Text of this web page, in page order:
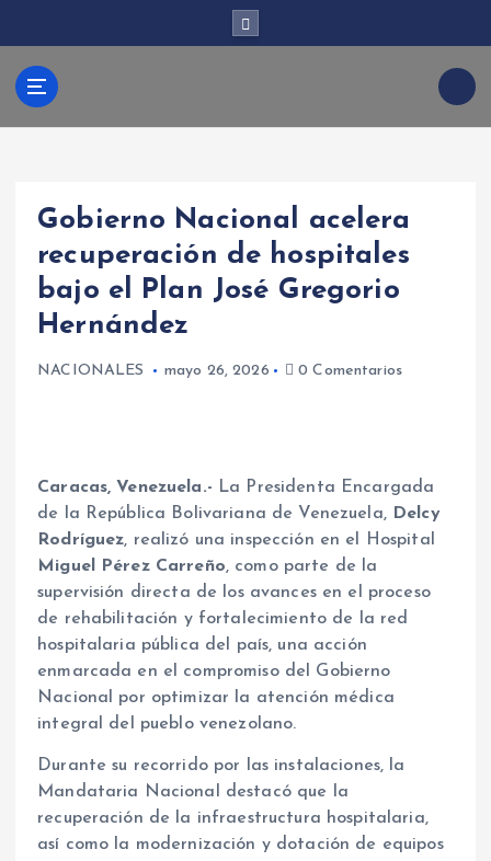
r
Kabud
ari
Gobierno Nacional acelera
recuperación de hospitales
bajo el Plan José Gregorio
Hernández
NACIONALES mayo 26, 2026 0 Comentarios
Caracas, Venezuela.- La Presidenta Encargada
de la República Bolivariana de Venezuela, Delcy
Rodríguez, realizó una inspección en el Hospital
Miguel Pérez Carreño, como parte de la
supervisión directa de los avances en el proceso
de rehabilitación y fortalecimiento de la red
hospitalaria pública del país, una acción
enmarcada en el compromiso del Gobierno
Nacional por optimizar la atención médica
integral del pueblo venezolano.
Durante su recorrido por las instalaciones, la
Mandataria Nacional destacó que la
recuperación de la infraestructura hospitalaria,
así como la modernización y dotación de equipos